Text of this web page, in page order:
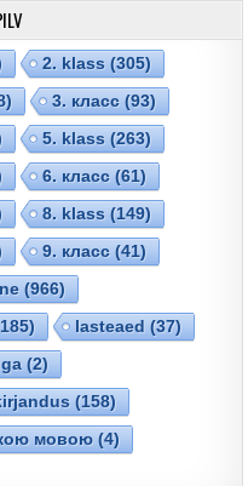
2. klass(305)
3. класс(93)
5. klass(263)
6. класс(61)
8. klass(149)
9. класс(41)
(966)
lasteaed(37)
(2)
(158)
мовою(4)